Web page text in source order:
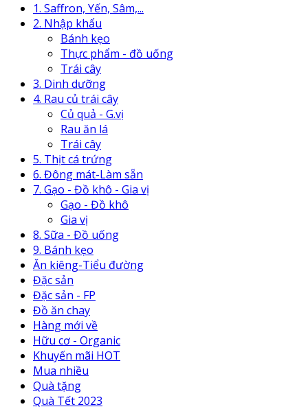
1. Saffron, Yến, Sâm,...
2. Nhập khẩu
Bánh kẹo
Thực phẩm - đồ uống
Trái cây
3. Dinh dưỡng
4. Rau củ trái cây
Củ quả - G.vị
Rau ăn lá
Trái cây
5. Thịt cá trứng
6. Đông mát-Làm sẵn
7. Gạo - Đồ khô - Gia vị
Gạo - Đồ khô
Gia vị
8. Sữa - Đồ uống
9. Bánh kẹo
Ăn kiêng-Tiểu đường
Đặc sản
Đặc sản - FP
Đồ ăn chay
Hàng mới về
Hữu cơ - Organic
Khuyến mãi HOT
Mua nhiều
Quà tặng
Quà Tết 2023